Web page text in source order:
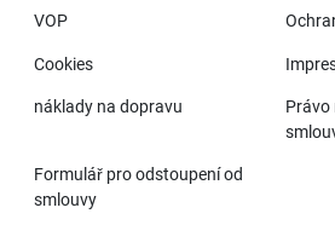
VOP
Cookies
náklady na dopravu
Právo
Formulář pro odstoupení od
smlouvy